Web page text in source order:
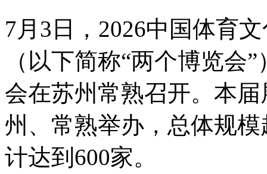
7月3日，2026中国体育
（以下简称“两个博览会
会在苏州常熟召开。本
州、常熟举办，总体规
计达到600家。